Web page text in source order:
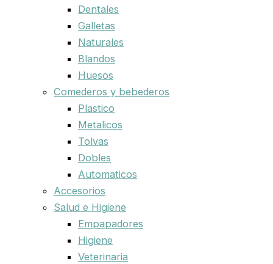
Dentales
Galletas
Naturales
Blandos
Huesos
Comederos y bebederos
Plastico
Metalicos
Tolvas
Dobles
Automaticos
Accesorios
Salud e Higiene
Empapadores
Higiene
Veterinaria